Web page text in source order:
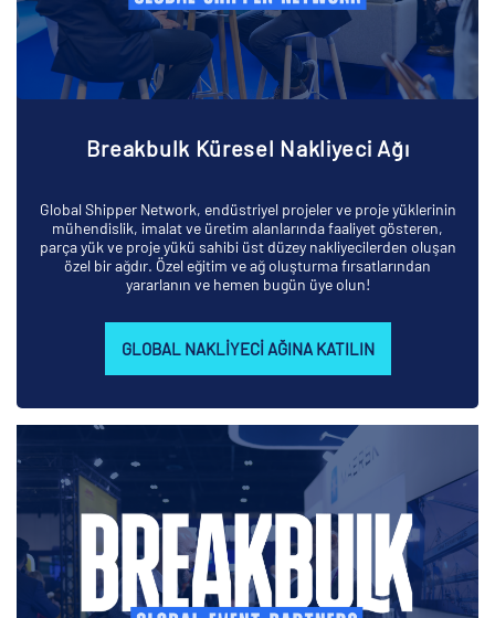
Breakbulk Küresel Nakliyeci Ağı
Global Shipper Network, endüstriyel projeler ve proje yüklerinin
mühendislik, imalat ve üretim alanlarında faaliyet gösteren,
parça yük ve proje yükü sahibi üst düzey nakliyecilerden oluşan
özel bir ağdır. Özel eğitim ve ağ oluşturma fırsatlarından
yararlanın ve hemen bugün üye olun!
GLOBAL NAKLIYECI AĞINA KATILIN